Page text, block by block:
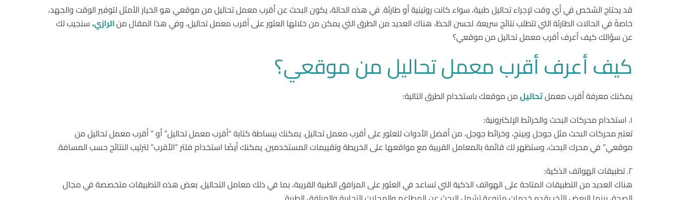
قد يحتاج الشخص في أي وقت لإجراء تحاليل طبية، سواء كانت روتينية أو طارئة. في هذه الحالة، يكون البحث عن أقرب معمل تحاليل من موقعي هو الخيار الأمثل لتوفير الوقت والجهد،
خاصةً في الحالات الطارئة التي تتطلب نتائج سريعة. لحسن الحظ، هناك العديد من الطرق التي يمكن من خلالها العثور على أقرب معمل تحاليل، وفي هذا المقال منالرازي،سنجيب لك
عن سؤالك كيف أعرف أقرب معمل تحاليل من موقعي؟
كيف أعرف أقرب معمل تحاليل من موقعي؟
يمكنك معرفة أقرب معملتحاليلمن موقعك باستخدام الطرق التالية:
١. استخدام محركات البحث والخرائط الإلكترونية:
تعتبر محركات البحث مثل جوجل وبينج، وخرائط جوجل، من أفضل الأدوات للعثور على أقرب معمل تحاليل. يمكنك ببساطة كتابة “أقرب معمل تحاليل” أو ” أقرب معمل تحاليل من
موقعي” في محرك البحث، وستظهر لك قائمة بالمعامل القريبة مع مواقعها على الخريطة وتقييمات المستخدمين. يمكنك أيضًا استخدام فلتر “الأقرب” لترتيب النتائج حسب المسافة.
٢. تطبيقات الهواتف الذكية:
هناك العديد من التطبيقات المتاحة على الهواتف الذكية التي تساعد في العثور على المرافق الطبية القريبة، بما في ذلك معامل التحاليل. بعض هذه التطبيقات متخصصة في مجال